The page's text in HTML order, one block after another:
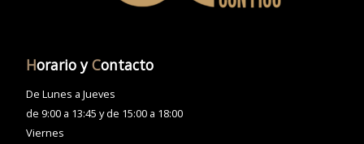
Horario yContacto
De Lunes a Jueves
de 9:00 a 13:45 y de 15:00 a 18:00
Viernes